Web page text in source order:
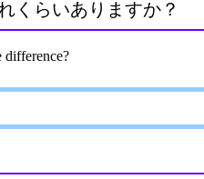
くらいありますか？
difference?